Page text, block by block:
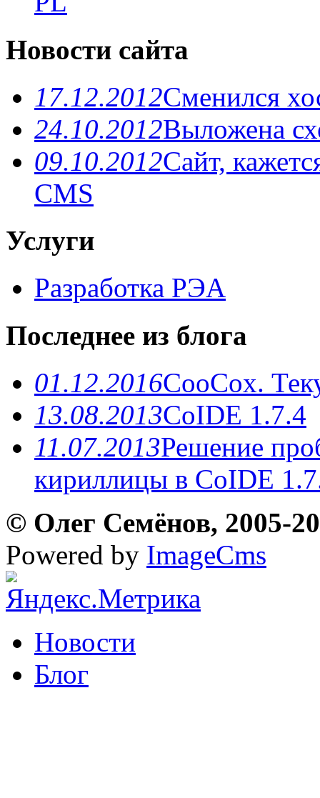
Новости сайта
17.12.2012Сменился
24.10.2012Выложена
09.10.2012Сайт,
CMS
Услуги
Разработка РЭА
Последнее из блога
01.12.2016CooCox.
13.08.2013CoIDE 1.7.4
11.07.2013Решение
кириллицы в CoIDE
© Олег Семёнов, 2005-
Powered by ImageCms
Новости
Блог